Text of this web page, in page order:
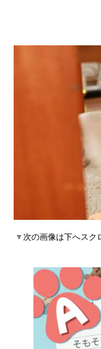
▼次の画像は下へスク